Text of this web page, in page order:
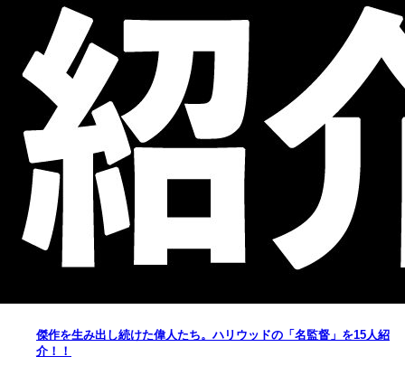
傑作を生み出し続けた偉人たち。ハリウッドの「名監督」を15人紹
介！！